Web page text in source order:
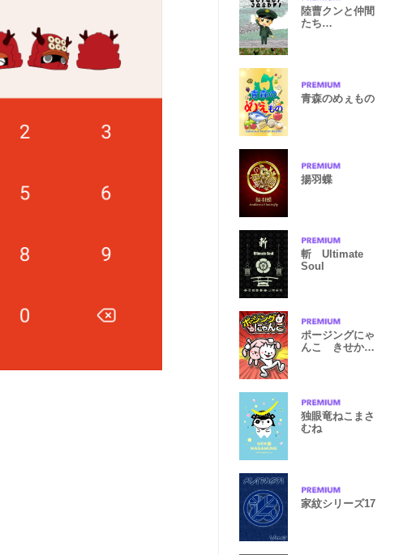
陸曹クンと仲間
たち
青森のめぇもの
揚羽蝶
斬 Ultimate
Soul
ポージングにゃ
んこ きせかえ
独眼竜ねこまさ
むね
家紋シリーズ17